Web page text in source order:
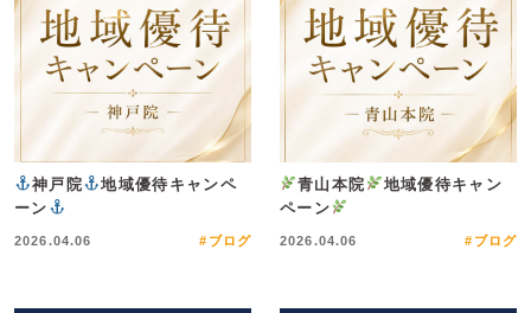
神戸院
地域優待キャンペ
ーン
2026.04.06 #ブログ
青山本院
地域優待キャン
ペーン
2026.04.06 #ブログ